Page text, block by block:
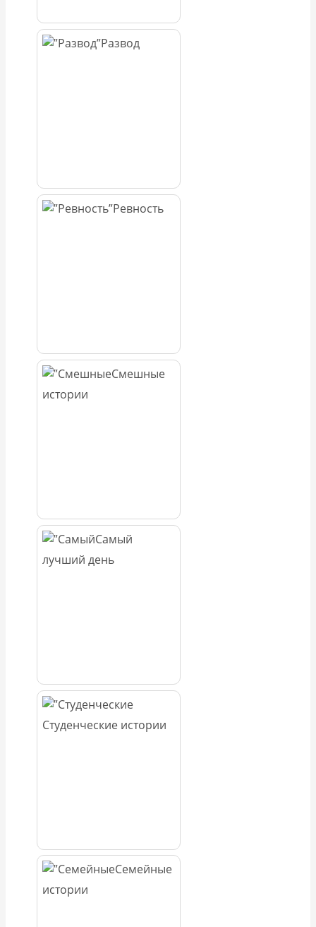
Развод
Ревность
Смешные
истории
Самый
лучший день
Студенческие истории
Семейные
истории